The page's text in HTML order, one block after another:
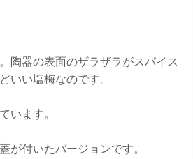
陶器の表面のザラザラがスパイス
いい塩梅なのです。
います。
が付いたバージョンです。